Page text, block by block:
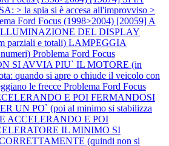
> la spia si è accesa all'improvviso >
Ford Focus (1998>2004) [20059] A
DEL DISPLAY
parziali e totali) LAMPEGGIA
Problema Ford Focus
SI AVVIA PIU` IL MOTORE (in
quando si apre o chiude il veicolo con
le frecce Problema Ford Focus
E POI FERMANDOSI
UN PO` (poi al minimo si stabilizza
ACCELERANDO E POI
IL MINIMO SI
(quindi non si